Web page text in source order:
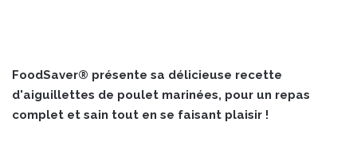
FoodSaver® présente sa délicieuse recette
d'aiguillettes de poulet marinées, pour un repas
complet et sain tout en se faisant plaisir !